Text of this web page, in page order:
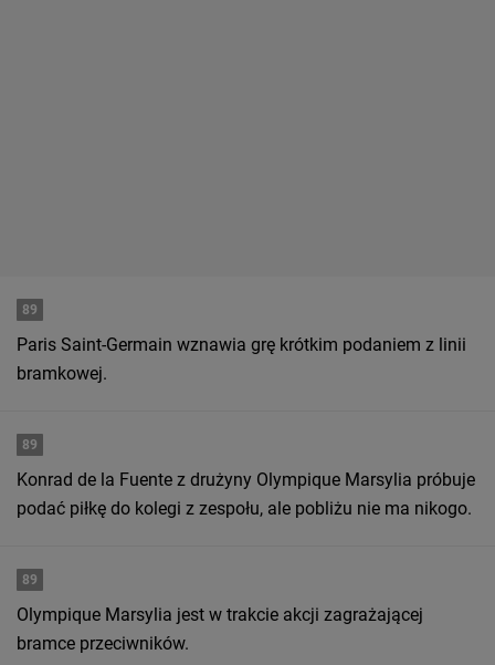
89
Paris Saint-Germain wznawia grę krótkim podaniem z linii
bramkowej.
89
Konrad de la Fuente z drużyny Olympique Marsylia próbuje
podać piłkę do kolegi z zespołu, ale pobliżu nie ma nikogo.
89
Olympique Marsylia jest w trakcie akcji zagrażającej
bramce przeciwników.